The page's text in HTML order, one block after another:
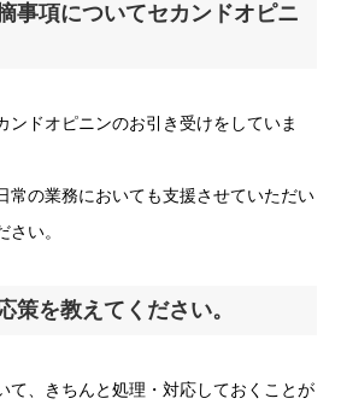
事項についてセカンドオピニ
ンドオピニンのお引き受けをしていま
常の業務においても支援させていただい
い。
策を教えてください。
て、きちんと処理・対応しておくことが